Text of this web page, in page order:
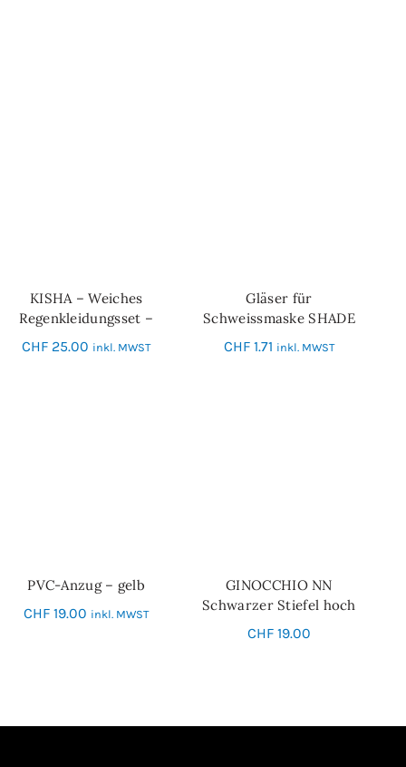
IN DEN WARENKORB
KISHA – Weiches
Regenkleidungsset –
grün
CHF 25.00 inkl. MWST
IN DEN WARENKORB
Gläser für
Schweissmaske SHADE
CHF1.71 inkl. MWST
IN DEN WARENKORB
PVC-Anzug – gelb
CHF 19.00 inkl. MWST
SCHNELL-EINKAUF
GINOCCHIO NN
Schwarzer Stiefel hoch
CHF19.00